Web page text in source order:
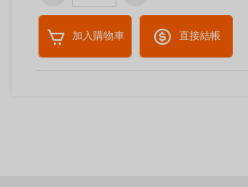
加入購物車 直接結帳